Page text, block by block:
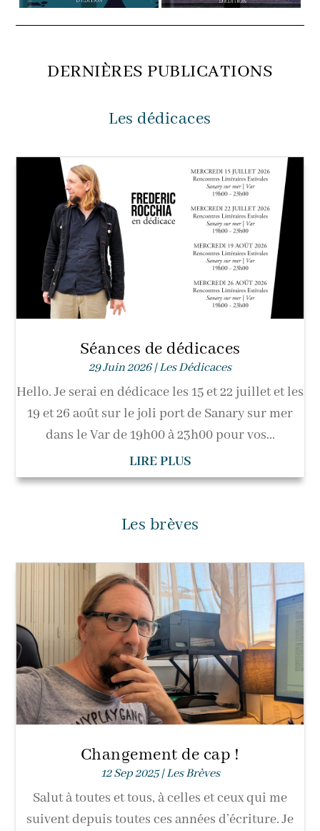
DERNIÈRES PUBLICATIONS
Les dédicaces
Séances de dédicaces
29 Juin 2026|Les Dédicaces
Hello. Je serai en dédicace les 15 et 22 juillet et les
19 et 26 août sur le joli port de Sanary sur mer
dans le Var de 19h00 à 23h00 pour vos...
LIRE PLUS
Les brèves
Changement de cap !
12 Sep 2025|Les Brèves
Salut à toutes et tous, à celles et ceux qui me
suivent depuis toutes ces années d’écriture. Je